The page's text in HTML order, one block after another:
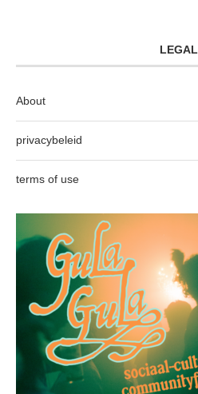
LEGAL
About
privacybeleid
terms of use